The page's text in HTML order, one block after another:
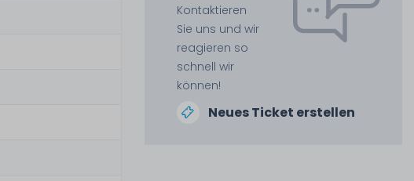
Kontaktieren
Sie uns und wir
reagieren so
schnell wir
können!
Neues Ticket erstellen